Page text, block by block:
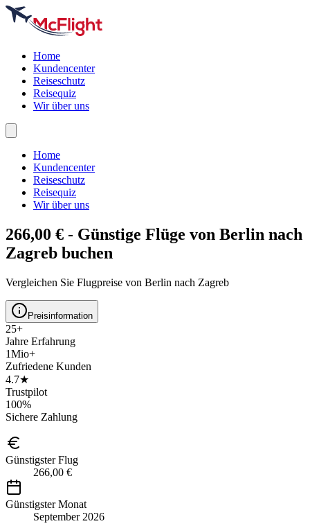
Home
Kundencenter
Reiseschutz
Reisequiz
Wir über uns
Home
Kundencenter
Reiseschutz
Reisequiz
Wir über uns
266,00 € - Günstige Flüge von Berlin nach
Zagreb buchen
Vergleichen Sie Flugpreise von Berlin nach Zagreb
Preisinformation
25+
Jahre Erfahrung
1Mio+
Zufriedene Kunden
4.7★
Trustpilot
100%
Sichere Zahlung
Günstigster Flug
266,00 €
Günstigster Monat
September 2026